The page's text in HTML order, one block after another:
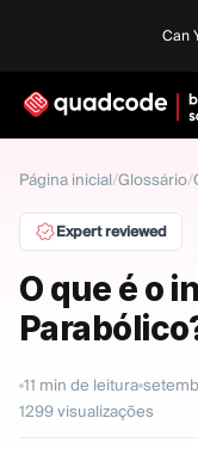
Página inicial/Glossário/
Expert reviewed
O que é o
11 min de leitura
1299visualizações
Português
Solução completa
Forex / CFD